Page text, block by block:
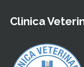
Clinica